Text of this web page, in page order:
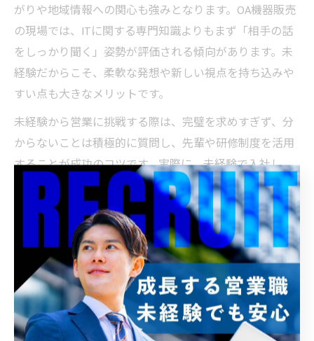
がりや地域情報への関心も強みとなります。OA機器販売
の現場では、ITに関する専門知識よりもまず「相手の話
をしっかり聞く」姿勢が評価される傾向があります。未
経験だからこそ、柔軟な発想や新しい視点を持ち込みや
すい点も大きなメリットです。
未経験から営業に挑戦する際は、完璧を求めすぎず、分
からないことは積極的に質問し、先輩や研修制度を活用
することが成功のコツです。実際に、未経験で入社し、
研修や現場でのOJTを通じて着実にキャリアアップした
方も多くいます。
失敗しない法人営業の基本的な心構え
法人営業で失敗しないためには、まず「お客様の課題を
自分ごととして考える姿勢」が重要です。OA機器やITセ
キュリティ機器の販売では、単なる商品説明ではなく、
相手企業のニーズや困りごとに寄り添う提案力が求めら